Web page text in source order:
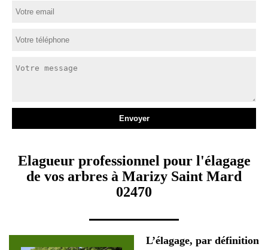
Elagueur professionnel pour l'élagage
de vos arbres à Marizy Saint Mard
02470
L’élagage, par définition